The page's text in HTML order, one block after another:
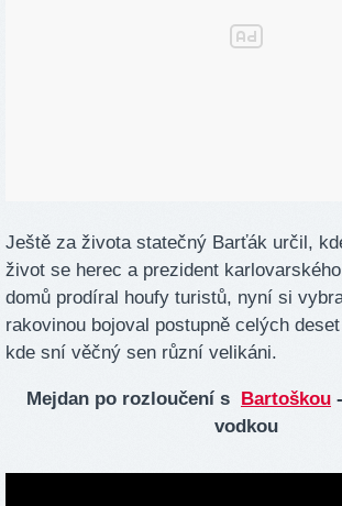
Ještě za života statečný Barťák určil,
život se herec a prezident
domů prodíral houfy turistů, nyní si
rakovinou bojoval postupně celých
kde sní věčný sen různí velikáni.
Mejdan po rozloučení s Bartoškou
vodkou